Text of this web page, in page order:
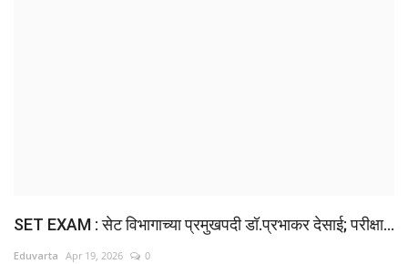
Language
English Marathi
SET EXAM : सेट विभागाच्या प्रमुखपदी डॉ.प्रभाकर देसाई; परीक्षा...
Eduvarta Apr 19, 2026 0